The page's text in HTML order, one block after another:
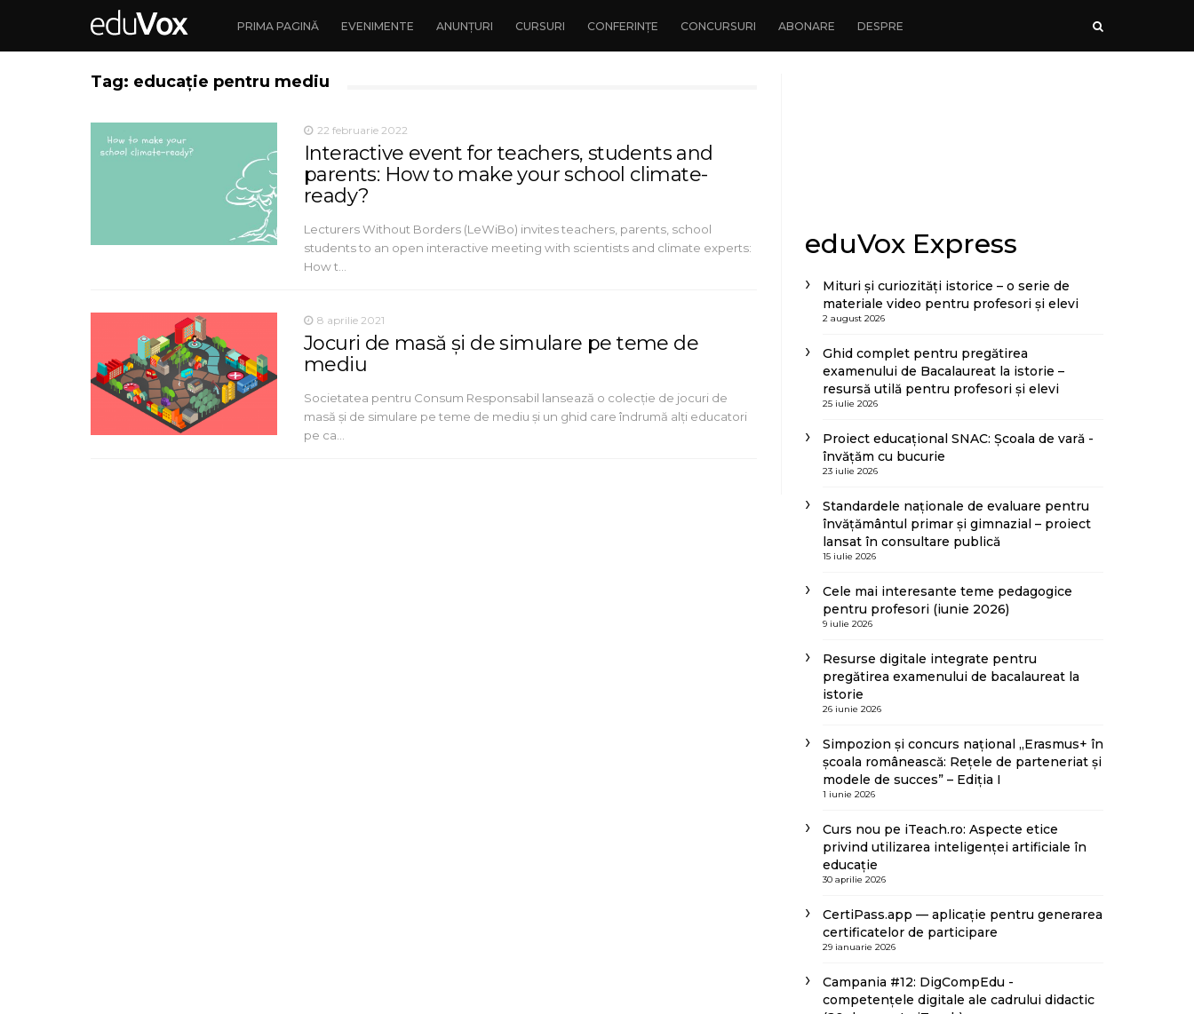
PRIMA PAGINĂ EVENIMENTE ANUNȚURI CURSURI CONFERINȚE CONCURSURI ABONARE DESPRE
Tag: educație pentru mediu
22 februarie 2022
Interactive event for teachers, students and
parents: How to make your school climate-
ready?
Lecturers Without Borders (LeWiBo) invites teachers, parents, school
students to an open interactive meeting with scientists and climate experts:
How t…
8 aprilie 2021
Jocuri de masă și de simulare pe teme de
mediu
Societatea pentru Consum Responsabil lansează o colecție de jocuri de
masă și de simulare pe teme de mediu și un ghid care îndrumă alți educatori
pe ca…
eduVox Express
Mituri și curiozități istorice – o serie de
materiale video pentru profesori și elevi
2 august 2026
Ghid complet pentru pregătirea
examenului de Bacalaureat la istorie –
resursă utilă pentru profesori și elevi
25 iulie 2026
Proiect educațional SNAC: Școala de vară -
învățăm cu bucurie
23 iulie 2026
Standardele naționale de evaluare pentru
învățământul primar și gimnazial – proiect
lansat în consultare publică
15 iulie 2026
Cele mai interesante teme pedagogice
pentru profesori (iunie 2026)
9 iulie 2026
Resurse digitale integrate pentru
pregătirea examenului de bacalaureat la
istorie
26 iunie 2026
Simpozion și concurs național „Erasmus+ în
școala românească: Rețele de parteneriat și
modele de succes” – Ediția I
1 iunie 2026
Curs nou pe iTeach.ro: Aspecte etice
privind utilizarea inteligenței artificiale în
educație
30 aprilie 2026
CertiPass.app — aplicație pentru generarea
certificatelor de participare
29 ianuarie 2026
Campania #12: DigCompEdu -
competențele digitale ale cadrului didactic